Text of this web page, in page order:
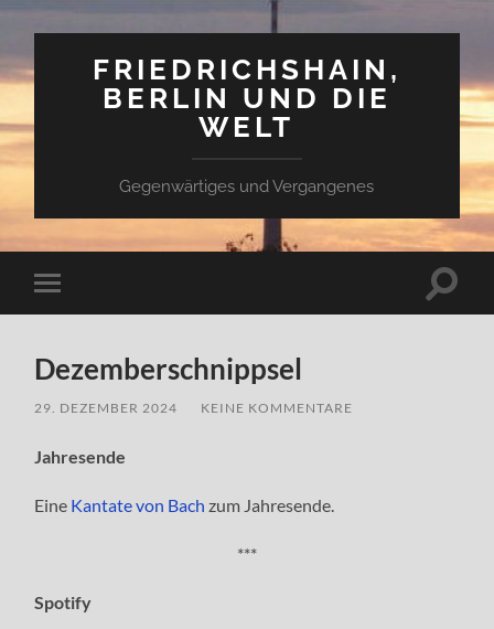
FRIEDRICHSHAIN,
BERLIN UND DIE
WELT
Gegenwärtiges und Vergangenes
Mobile-
Menü
Dezemberschnippsel
29. DEZEMBER 2024 KEINE KOMMENTARE
Jahresende
Eine Kantate von Bach zum Jahresende.
***
Spotify